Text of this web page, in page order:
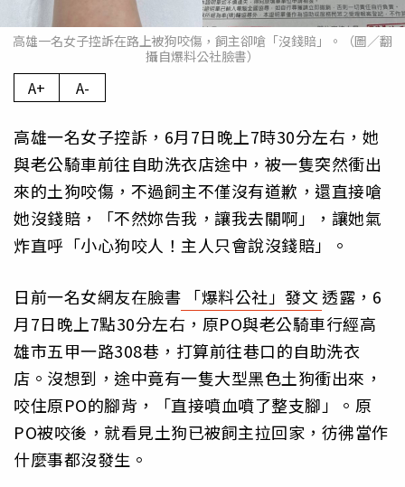
高雄一名女子控訴在路上被狗咬傷，飼主卻嗆「沒錢賠」。（圖／翻
攝自爆料公社臉書）
A+ A-
高雄一名女子控訴，6月7日晚上7時30分左右，她
與老公騎車前往自助洗衣店途中，被一隻突然衝出
來的土狗咬傷，不過飼主不僅沒有道歉，還直接嗆
她沒錢賠，「不然妳告我，讓我去關啊」，讓她氣
炸直呼「小心狗咬人！主人只會說沒錢賠」。
日前一名女網友在臉書 「爆料公社」發文透露，6
月7日晚上7點30分左右，原PO與老公騎車行經高
雄市五甲一路308巷，打算前往巷口的自助洗衣
店。沒想到，途中竟有一隻大型黑色土狗衝出來，
咬住原PO的腳背，「直接噴血噴了整支腳」。原
PO被咬後，就看見土狗已被飼主拉回家，彷彿當作
什麼事都沒發生。